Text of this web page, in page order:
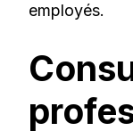
employés.